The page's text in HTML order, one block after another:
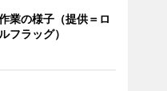
業の様子（提供＝ロ
フラッグ）